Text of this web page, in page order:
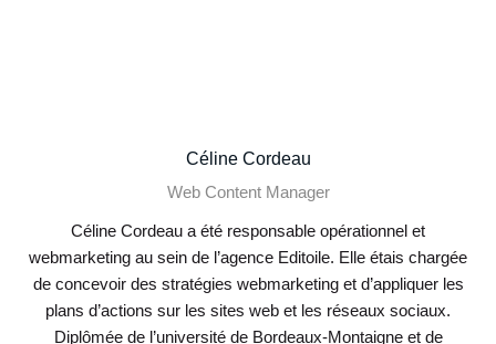
Céline Cordeau
Web Content Manager
Céline Cordeau a été responsable opérationnel et
webmarketing au sein de l’agence Editoile. Elle étais chargée
de concevoir des stratégies webmarketing et d’appliquer les
plans d’actions sur les sites web et les réseaux sociaux.
Diplômée de l’université de Bordeaux-Montaigne et de